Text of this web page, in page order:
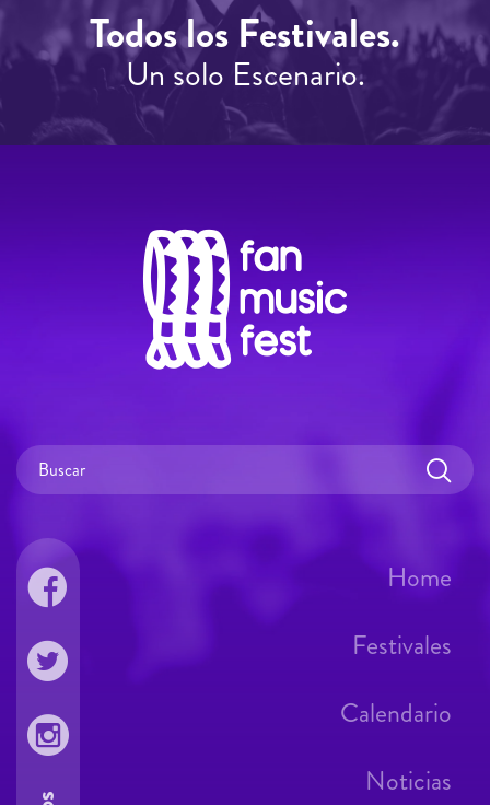
Todos los Festivales.
Un solo Escenario.
Home
Festivales
Calendario
Noticias